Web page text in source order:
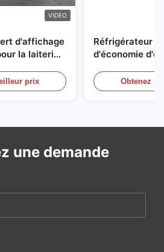
VIDEO
d'affichage
la laiterie
prix
Réfrigérateur
d'économie
Obtenez
une demande